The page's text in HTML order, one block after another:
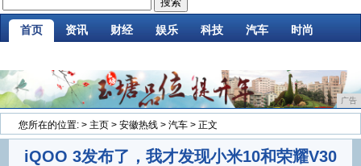
首页 资讯 财经 娱乐 科技 汽车 时尚
广告
您所在的位置: > 主页 > 安徽热线 > 汽车 > 正文
iQOO 3发布了，我才发现小米10和荣耀V30